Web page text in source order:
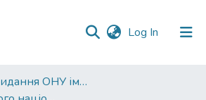
Log In (current)
Наукові видання ОНУ імені І. І. Мечникова